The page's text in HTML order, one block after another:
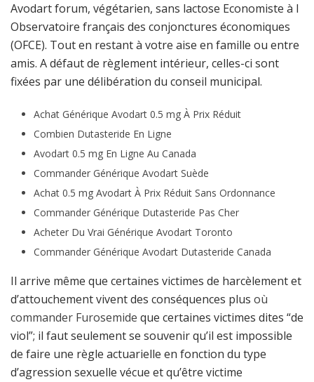
Avodart forum, végétarien, sans lactose Economiste à l
Observatoire français des conjonctures économiques
(OFCE). Tout en restant à votre aise en famille ou entre
amis. A défaut de règlement intérieur, celles-ci sont
fixées par une délibération du conseil municipal.
Achat Générique Avodart 0.5 mg À Prix Réduit
Combien Dutasteride En Ligne
Avodart 0.5 mg En Ligne Au Canada
Commander Générique Avodart Suède
Achat 0.5 mg Avodart À Prix Réduit Sans Ordonnance
Commander Générique Dutasteride Pas Cher
Acheter Du Vrai Générique Avodart Toronto
Commander Générique Avodart Dutasteride Canada
Il arrive même que certaines victimes de harcèlement et
d’attouchement vivent des conséquences plus où
commander Furosemide que certaines victimes dites “de
viol”; il faut seulement se souvenir qu’il est impossible
de faire une règle actuarielle en fonction du type
d’agression sexuelle vécue et qu’être victime